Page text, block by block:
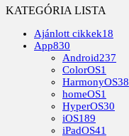
KATEGÓRIA LISTA
Ajánlott cikkek18
App830
Android237
ColorOS1
HarmonyOS38
homeOS1
HyperOS30
iOS189
iPadOS41